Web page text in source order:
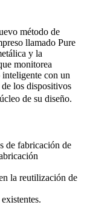
método de
llamado Pure
y la
monitorea
con un
los dispositivos
de su diseño.
de fabricación de
la reutilización de